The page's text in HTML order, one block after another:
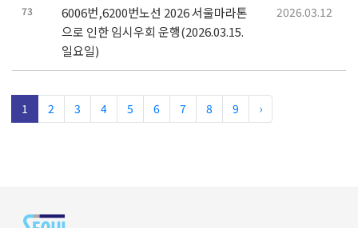
73
6006번,6200번노선 2026 서울마라톤
으로 인한 임시우회 운행(2026.03.15.
일요일)
2026.03.12
1 2 3 4 5 6 7 8 9 ›